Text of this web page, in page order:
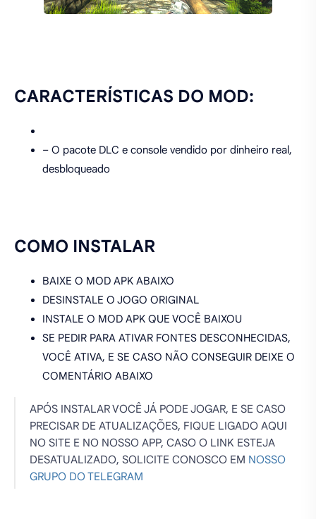
CARACTERÍSTICAS DO MOD:
– O pacote DLC e console vendido por dinheiro real,
desbloqueado
COMO INSTALAR
BAIXE O MOD APK ABAIXO
DESINSTALE O JOGO ORIGINAL
INSTALE O MOD APK QUE VOCÊ BAIXOU
SE PEDIR PARA ATIVAR FONTES DESCONHECIDAS,
VOCÊ ATIVA, E SE CASO NÃO CONSEGUIR DEIXE O
COMENTÁRIO ABAIXO
APÓS INSTALAR VOCÊ JÁ PODE JOGAR, E SE CASO
PRECISAR DE ATUALIZAÇÕES, FIQUE LIGADO AQUI
NO SITE E NO NOSSO APP, CASO O LINK ESTEJA
DESATUALIZADO, SOLICITE CONOSCO EM NOSSO
GRUPO DO TELEGRAM